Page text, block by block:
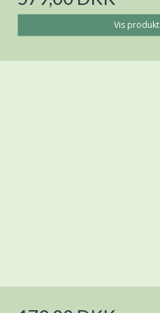
Vis produkt